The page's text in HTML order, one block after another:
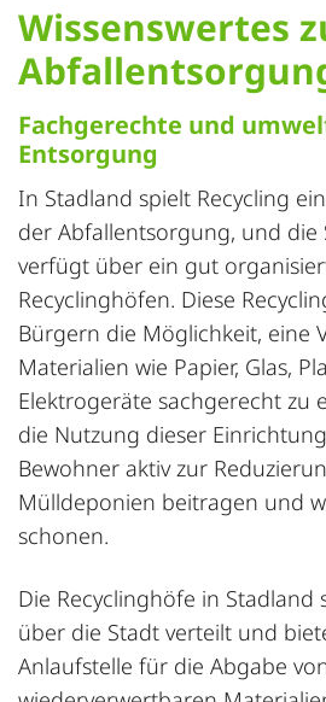
Wissenswertes
Fachgerechte und
Entsorgung
In Stadland spielt Recycling
der Abfallentsorgung, und die
verfügt über ein gut
Recyclinghöfen. Diese
Bürgern die Möglichkeit, eine
Materialien wie Papier, Glas,
Elektrogeräte sachgerecht zu
die Nutzung dieser
Bewohner aktiv zur
Mülldeponien beitragen und
schonen.
Die Recyclinghöfe in Stadland
über die Stadt verteilt und
Anlaufstelle für die Abgabe